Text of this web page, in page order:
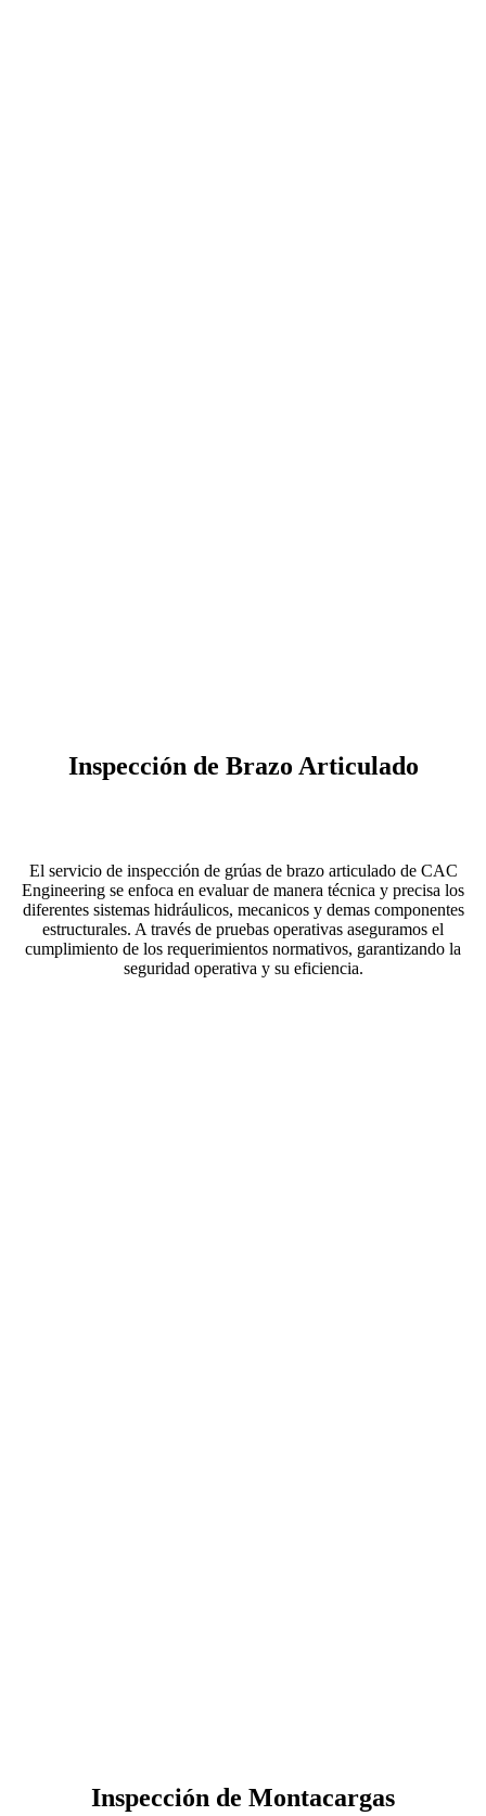
Inspección de Brazo Articulado
El servicio de inspección de grúas de brazo articulado de CAC
Engineering se enfoca en evaluar de manera técnica y precisa los
diferentes sistemas hidráulicos, mecanicos y demas componentes
estructurales. A través de pruebas operativas aseguramos el
cumplimiento de los requerimientos normativos, garantizando la
seguridad operativa y su eficiencia.
Inspección de Montacargas